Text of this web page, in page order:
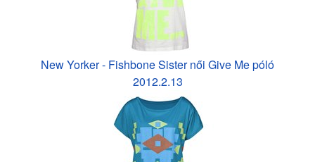
New Yorker - Fishbone Sister női Give Me póló
2012.2.13